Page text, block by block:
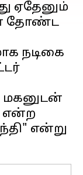
ஏதேனும்
தோண்ட
நடிகை
மகனுடன்
என்ற
என்று